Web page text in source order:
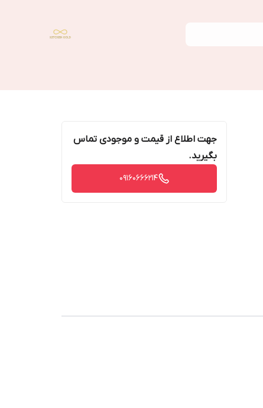
جهت اطلاع از قیمت و موجودی تماس
بگیرید.
09160666214